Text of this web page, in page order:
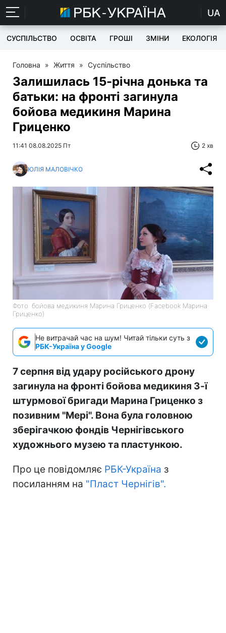
UA
СУСПІЛЬСТВО ОСВІТА ГРОШІ ЗМІНИ ЕКОЛОГІЯ
Головна » Життя » Суспільство
Залишилась 15-річна донька та
батьки: на фронті загинула
бойова медикиня Марина
Гриценко
11:41 08.08.2025 Пт 2 хв
ЮЛІЯ МАЛОВІЧКО
Фото: бойова медикиня Марина Гриценко (Facebook Марина
Гриценко)
Не витрачай час на шум! Читай тільки суть з
РБК-Україна у Google
7 серпня від удару російського дрону
загинула на фронті бойова медикиня 3-ї
штурмової бригади Марина Гриценко з
позивним "Мері". Вона була головною
зберігачкою фондів Чернігівського
художнього музею та пластункою.
Про це повідомляє РБК-Україна з
посиланням на "Пласт Чернігів".